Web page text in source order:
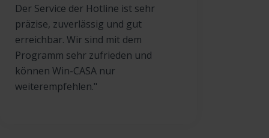
Der Service der Hotline ist sehr
präzise, zuverlässig und gut
erreichbar. Wir sind mit dem
Programm sehr zufrieden und
können Win-CASA nur
weiterempfehlen."